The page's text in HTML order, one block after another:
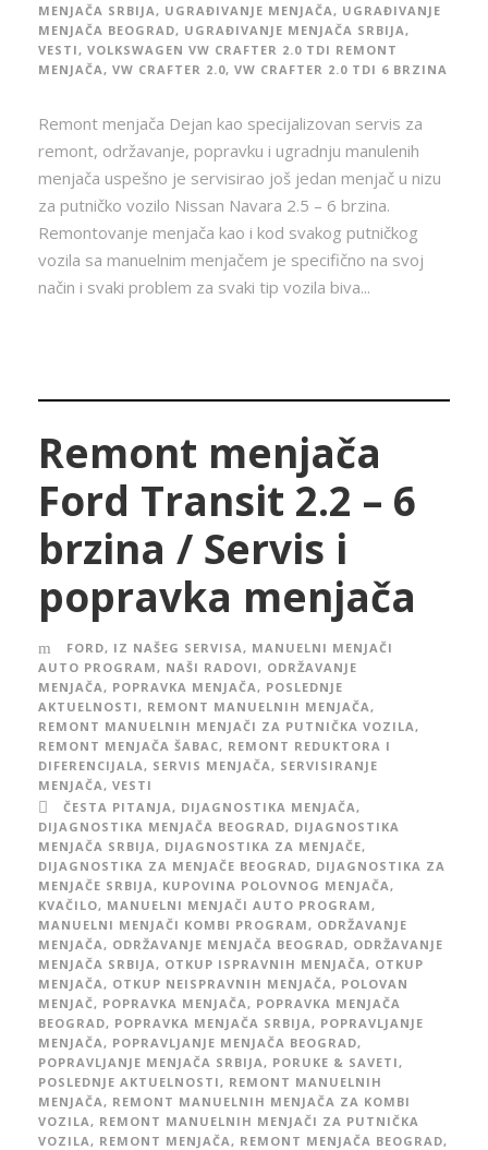
MENJAČA SRBIJA , UGRAĐIVANJE MENJAČA , UGRAĐIVANJE
MENJAČA BEOGRAD, UGRAĐIVANJE MENJAČA SRBIJA ,
VESTI , VOLKSWAGEN VW CRAFTER 2.0 TDI REMONT
MENJAČA , VW CRAFTER 2.0, VW CRAFTER 2.0 TDI 6 BRZINA
Remont menjača Dejan kao specijalizovan servis za
remont, održavanje, popravku i ugradnju manulenih
menjača uspešno je servisirao još jedan menjač u nizu
za putničko vozilo Nissan Navara 2.5 – 6 brzina.
Remontovanje menjača kao i kod svakog putničkog
vozila sa manuelnim menjačem je specifično na svoj
način i svaki problem za svaki tip vozila biva...
Remont menjača
Ford Transit 2.2 – 6
brzina / Servis i
popravka menjača
FORD, IZ NAŠEG SERVISA , MANUELNI MENJAČI
AUTO PROGRAM , NAŠI RADOVI , ODRŽAVANJE
MENJAČA , POPRAVKA MENJAČA , POSLEDNJE
AKTUELNOSTI , REMONT MANUELNIH MENJAČA ,
REMONT MANUELNIH MENJAČI ZA PUTNIČKA VOZILA ,
REMONT MENJAČA ŠABAC, REMONT REDUKTORA I
DIFERENCIJALA , SERVIS MENJAČA , SERVISIRANJE
MENJAČA , VESTI
ČESTA PITANJA , DIJAGNOSTIKA MENJAČA ,
DIJAGNOSTIKA MENJAČA BEOGRAD, DIJAGNOSTIKA
MENJAČA SRBIJA , DIJAGNOSTIKA ZA MENJAČE,
DIJAGNOSTIKA ZA MENJAČE BEOGRAD, DIJAGNOSTIKA ZA
MENJAČE SRBIJA , KUPOVINA POLOVNOG MENJAČA ,
KVAČILO, MANUELNI MENJAČI AUTO PROGRAM ,
MANUELNI MENJAČI KOMBI PROGRAM , ODRŽAVANJE
MENJAČA , ODRŽAVANJE MENJAČA BEOGRAD, ODRŽAVANJE
MENJAČA SRBIJA , OTKUP ISPRAVNIH MENJAČA , OTKUP
MENJAČA , OTKUP NEISPRAVNIH MENJAČA , POLOVAN
MENJAČ, POPRAVKA MENJAČA , POPRAVKA MENJAČA
BEOGRAD, POPRAVKA MENJAČA SRBIJA , POPRAVLJANJE
MENJAČA , POPRAVLJANJE MENJAČA BEOGRAD,
POPRAVLJANJE MENJAČA SRBIJA , PORUKE & SAVETI ,
POSLEDNJE AKTUELNOSTI , REMONT MANUELNIH
MENJAČA , REMONT MANUELNIH MENJAČA ZA KOMBI
VOZILA , REMONT MANUELNIH MENJAČI ZA PUTNIČKA
VOZILA , REMONT MENJAČA , REMONT MENJAČA BEOGRAD,